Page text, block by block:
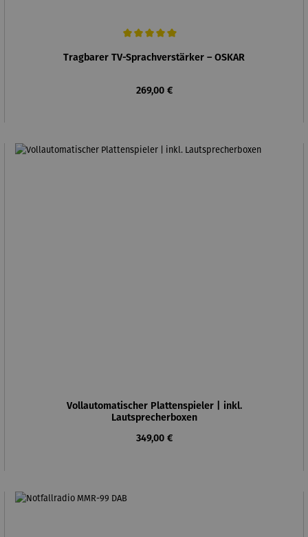
Tragbarer TV-Sprachverstärker – OSKAR
Regulärer Preis:
269,00 €
Vollautomatischer Plattenspieler | inkl.
Lautsprecherboxen
Regulärer Preis:
349,00 €